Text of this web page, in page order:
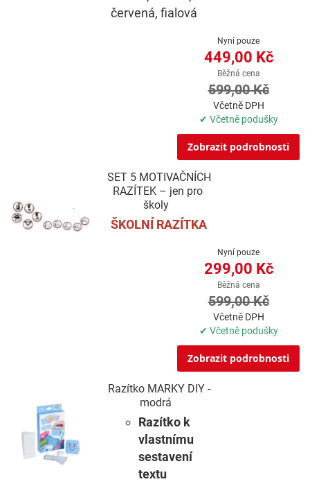
červená, fialová
Nyní pouze
449,00 Kč
Běžná cena
599,00 Kč
Včetně DPH
✔ Včetně podušky
Zobrazit podrobnosti
SET 5 MOTIVAČNÍCH
RAZÍTEK – jen pro
školy
ŠKOLNÍ RAZÍTKA
Nyní pouze
299,00 Kč
Běžná cena
599,00 Kč
Včetně DPH
✔ Včetně podušky
Zobrazit podrobnosti
Razítko MARKY DIY -
modrá
Razítko k
vlastnímu
sestavení
textu